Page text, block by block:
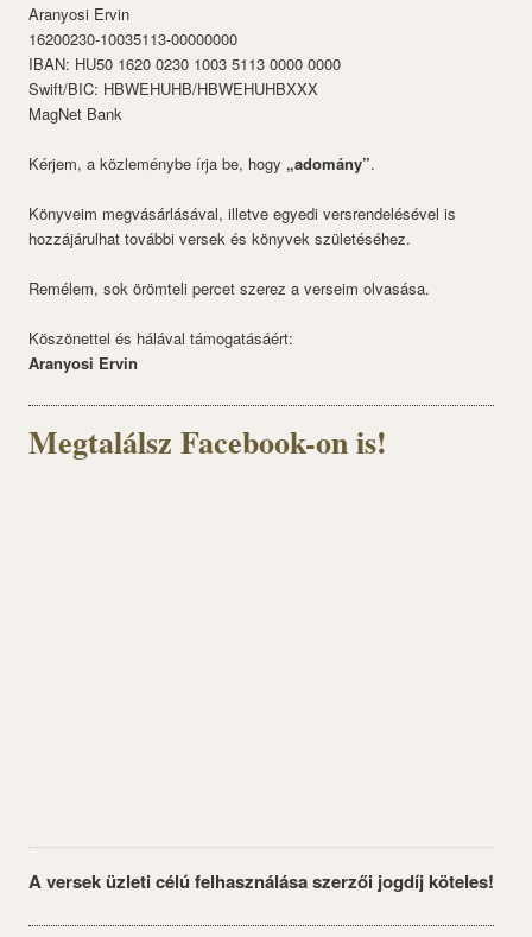
Aranyosi Ervin
16200230-10035113-00000000
IBAN: HU50 1620 0230 1003 5113 0000 0000
Swift/BIC: HBWEHUHB/HBWEHUHBXXX
MagNet Bank
Kérjem, a közleménybe írja be, hogy „adomány”.
Könyveim megvásárlásával, illetve egyedi versrendelésével is
hozzájárulhat további versek és könyvek születéséhez.
Remélem, sok örömteli percet szerez a verseim olvasása.
Köszönettel és hálával támogatásáért:
Aranyosi Ervin
Megtalálsz Facebook-on is!
A versek üzleti célú felhasználása szerzői jogdíj köteles!